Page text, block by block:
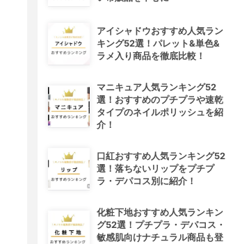
アイシャドウおすすめ人気ラン
キング52選！パレット&単色&
ラメ入り商品を徹底比較！
マニキュア人気ランキング52
選！おすすめのプチプラや速乾
タイプのネイルポリッシュを紹
介！
口紅おすすめ人気ランキング52
選！落ちないリップをプチプ
ラ・デパコス別に紹介！
化粧下地おすすめ人気ランキン
グ52選！プチプラ・デパコス・
敏感肌向けナチュラル商品も登